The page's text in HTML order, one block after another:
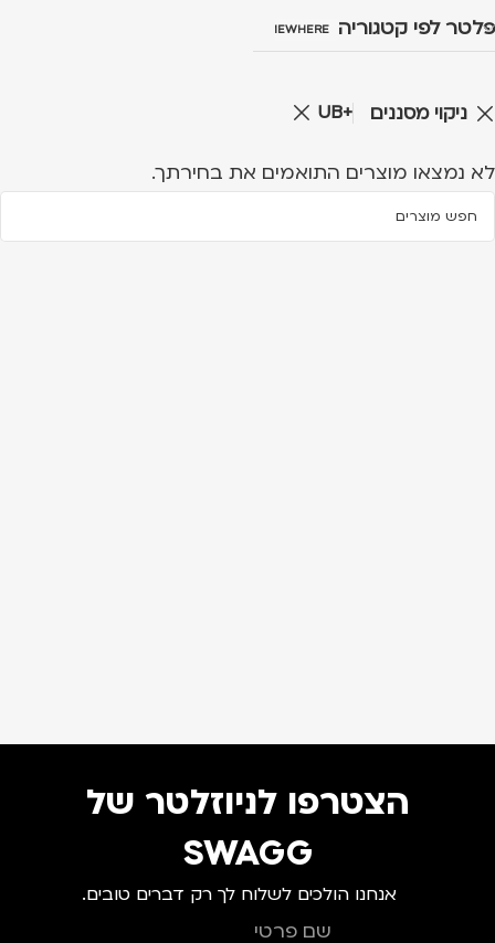
פלטר לפי קטגוריה SOMEWHERE
ניקוי מסננים UB+
לא נמצאו מוצרים התואמים את בחירתך.
הצטרפו לניוזלטר של
SWAGG
אנחנו הולכים לשלוח לך רק דברים טובים.